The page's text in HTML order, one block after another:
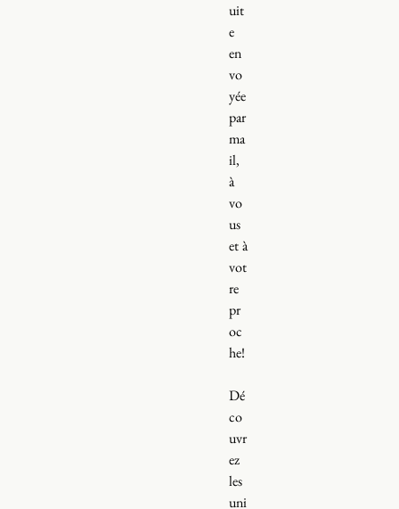
uit
e
en
vo
yée
par
ma
il,
à
vo
us
et à
vot
re
pr
oc
he!
Dé
co
uvr
ez
les
uni